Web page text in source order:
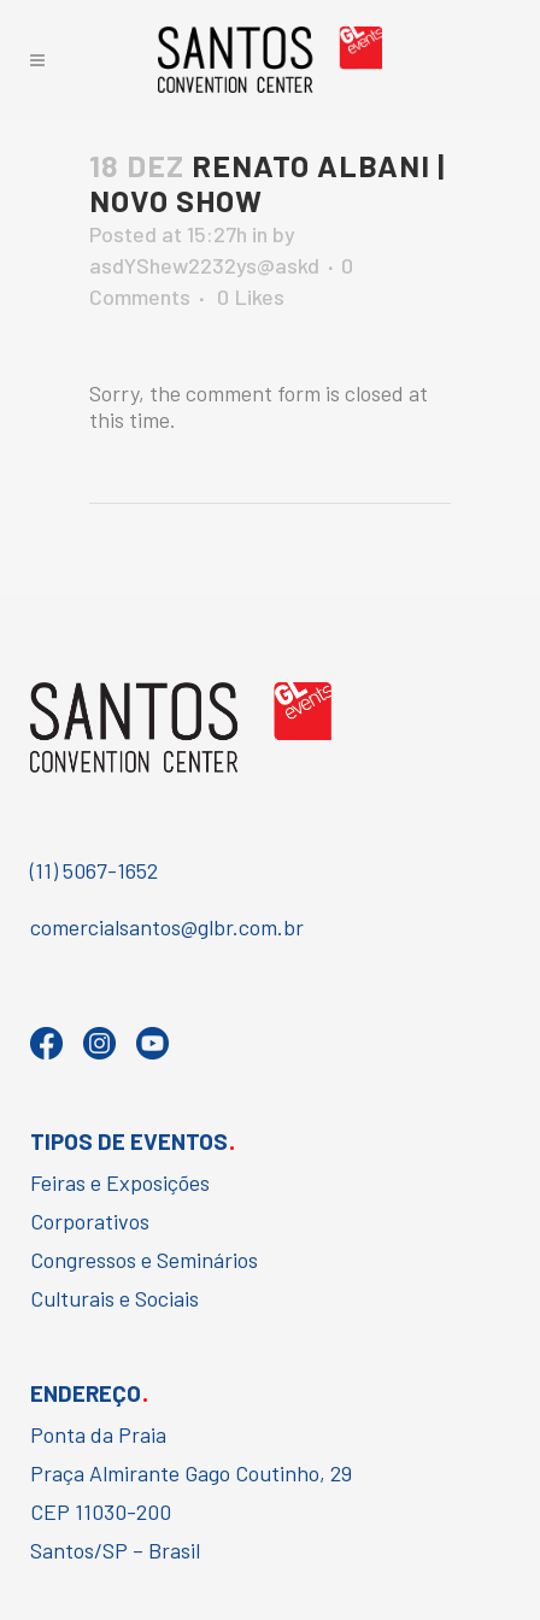
18 DEZ RENATO ALBANI |
NOVO SHOW
Posted at 15:27h in by
asdYShew2232ys@askd
0
Comments
0 Likes
Sorry, the comment form is closed at
this time.
(11) 5067-1652
comercialsantos@glbr.com.br
TIPOS DE EVENTOS.
Feiras e Exposições
Corporativos
Congressos e Seminários
Culturais e Sociais
ENDEREÇO.
Ponta da Praia
Praça Almirante Gago Coutinho, 29
CEP 11030-200
Santos/SP – Brasil